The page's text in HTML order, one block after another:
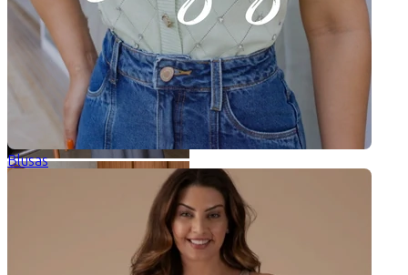
Blusas